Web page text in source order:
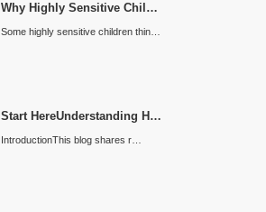
Why Highly Sensitive Chil…
Some highly sensitive children thin…
Start HereUnderstanding H…
IntroductionThis blog shares r…